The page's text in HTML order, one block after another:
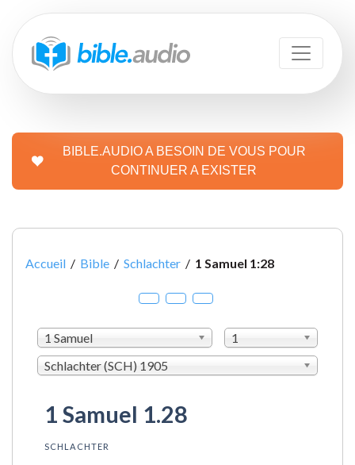
BIBLE.AUDIO A BESOIN DE VOUS POUR
CONTINUER A EXISTER
Accueil / Bible / Schlachter / 1 Samuel 1:28
1 Samuel
1
Schlachter (SCH) 1905
1 Samuel 1.28
SCHLACHTER